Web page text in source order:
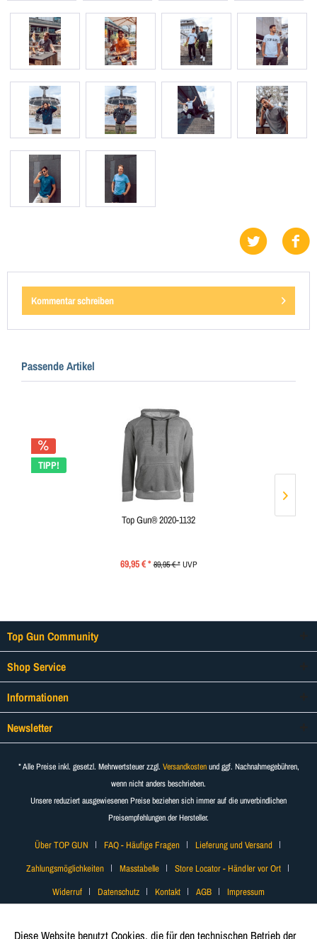
Kommentar schreiben
Passende Artikel
TIPP!
Top Gun® 2020-1132
69,95 € * 89,95 € *UVP
Top Gun Community
Shop Service
Informationen
Newsletter
* Alle Preise inkl. gesetzl. Mehrwertsteuer zzgl. Versandkostenund ggf. Nachnahmegebühren,
wenn nicht anders beschrieben.
Unsere reduziert ausgewiesenen Preise beziehen sich immer auf die unverbindlichen
Preisempfehlungen der Hersteller.
Über TOP GUN FAQ - Häufige Fragen
Lieferung und Versand
Zahlungsmöglichkeiten
Masstabelle
Store Locator - Händler vor Ort
Widerruf
Datenschutz Kontakt AGB Impressum
Diese Website benutzt Cookies, die für den technischen Betrieb der